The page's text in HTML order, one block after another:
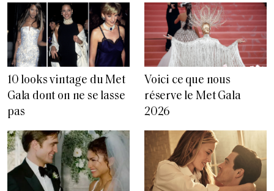
10 looks vintage du Met
Gala dont on ne se lasse
pas
Voici ce que nous
réserve le Met Gala
2026